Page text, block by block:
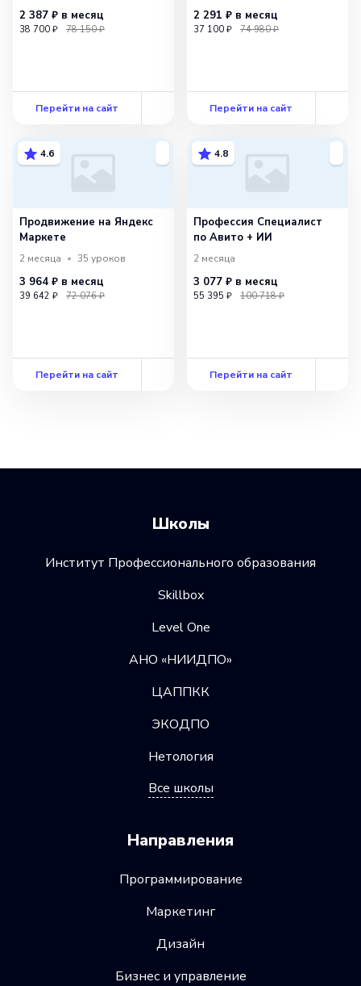
2 387 ₽ в месяц
38 700 ₽ 78 150 ₽
Перейти на сайт
2 291 ₽ в месяц
37 100 ₽ 74 980 ₽
Перейти на сайт
4.6
Продвижение на Яндекс
Маркете
2 месяца 35 уроков
3 964 ₽ в месяц
39 642 ₽ 72 076 ₽
Перейти на сайт
4.8
Профессия Специалист
по Авито + ИИ
2 месяца
3 077 ₽ в месяц
55 395 ₽ 100 718 ₽
Перейти на сайт
Школы
Институт Профессионального образования
Skillbox
Level One
АНО «НИИДПО»
ЦАППКК
ЭКОДПО
Нетология
Все школы
Направления
Программирование
Маркетинг
Дизайн
Бизнес и управление